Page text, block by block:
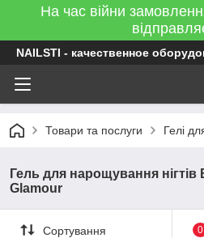
На час війни
NAILSTI - качественное
Товари та послуги Гелі
Гель для нарощування нігтів
Glamour
Сортування 0